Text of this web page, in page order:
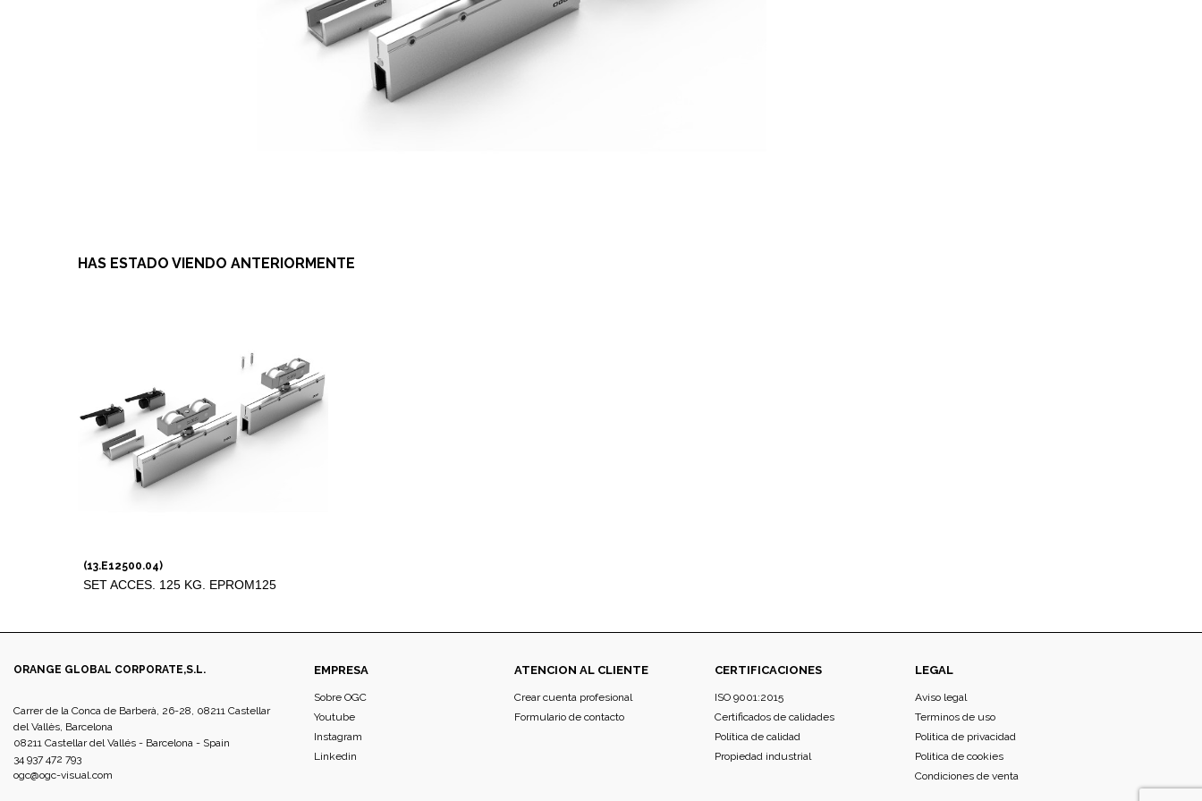
HAS ESTADO VIENDO ANTERIORMENTE
SET ACCES. 125 KG. EPROM125
(13.E12500.04)
ORANGE GLOBAL CORPORATE,S.L.
Carrer de la Conca de Barberà, 26-28, 08211 Castellar
del Vallès, Barcelona
08211 Castellar del Vallés - Barcelona - Spain
34 937 472 793
ogc@ogc-visual.com
EMPRESA
Sobre OGC
Youtube
Instagram
Linkedin
ATENCION AL CLIENTE
Crear cuenta profesional
Formulario de contacto
CERTIFICACIONES
ISO 9001:2015
Certificados de calidades
Política de calidad
Propiedad industrial
LEGAL
Aviso legal
Terminos de uso
Politica de privacidad
Politica de cookies
Condiciones de venta